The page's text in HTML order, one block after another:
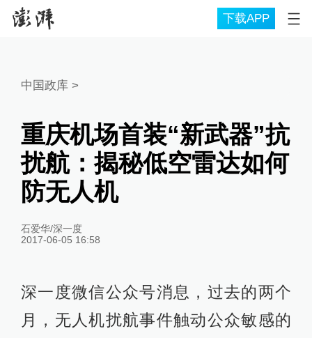
下载APP
中国政库 >
重庆机场首装“新武器”抗
扰航：揭秘低空雷达如何
防无人机
石爱华/深一度
2017-06-05 16:58
深一度微信公众号消息，过去的两个
月，无人机扰航事件触动公众敏感的